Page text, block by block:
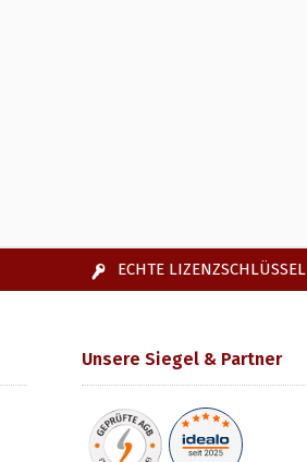
ECHTE LIZENZSCHLÜSSEL
Unsere Siegel & Partner